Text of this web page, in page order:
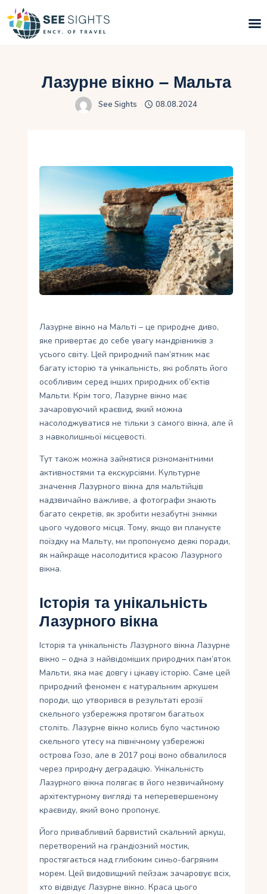
Гарячі тури
Інфо
Блог
Контакти
Укр
Лазурне вікно – Мальта
See Sights 08.08.2024
Лазурне вікно на Мальті – це природне диво,
яке привертає до себе увагу мандрівників з
усього світу. Цей природний пам’ятник має
багату історію та унікальність, які роблять його
особливим серед інших природних об’єктів
Мальти. Крім того, Лазурне вікно має
зачаровуючий краєвид, який можна
насолоджуватися не тільки з самого вікна, але й
з навколишньої місцевості.
Тут також можна зайнятися різноманітними
активностями та екскурсіями. Культурне
значення Лазурного вікна для мальтійців
надзвичайно важливе, а фотографи знають
багато секретів, як зробити незабутні знімки
цього чудового місця. Тому, якщо ви плануєте
поїздку на Мальту, ми пропонуємо деякі поради,
як найкраще насолодитися красою Лазурного
вікна.
Історія та унікальність
Лазурного вікна
Історія та унікальність Лазурного вікна Лазурне
вікно – одна з найвідоміших природних пам’яток
Мальти, яка має довгу і цікаву історію. Саме цей
природний феномен є натуральним аркушем
породи, що утворився в результаті ерозії
скельного узбережжя протягом багатьох
століть. Лазурне вікно колись було частиною
скельного утесу на північному узбережжі
острова Гозо, але в 2017 році воно обвалилося
через природну деградацію. Унікальність
Лазурного вікна полягає в його незвичайному
архітектурному вигляді та неперевершеному
краєвиду, який воно пропонує.
Його привабливий барвистий скальний аркуш,
перетворений на грандіозний мостик,
простягається над глибоким синьо-багряним
морем. Цей видовищний пейзаж зачаровує всіх,
хто відвідує Лазурне вікно. Краса цього